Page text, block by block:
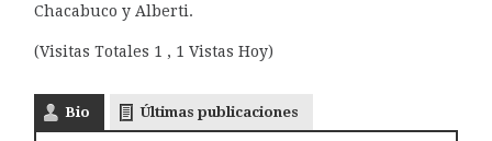
Chacabuco y Alberti.
(Visitas Totales 1 , 1 Vistas Hoy)
Bio Últimas publicaciones